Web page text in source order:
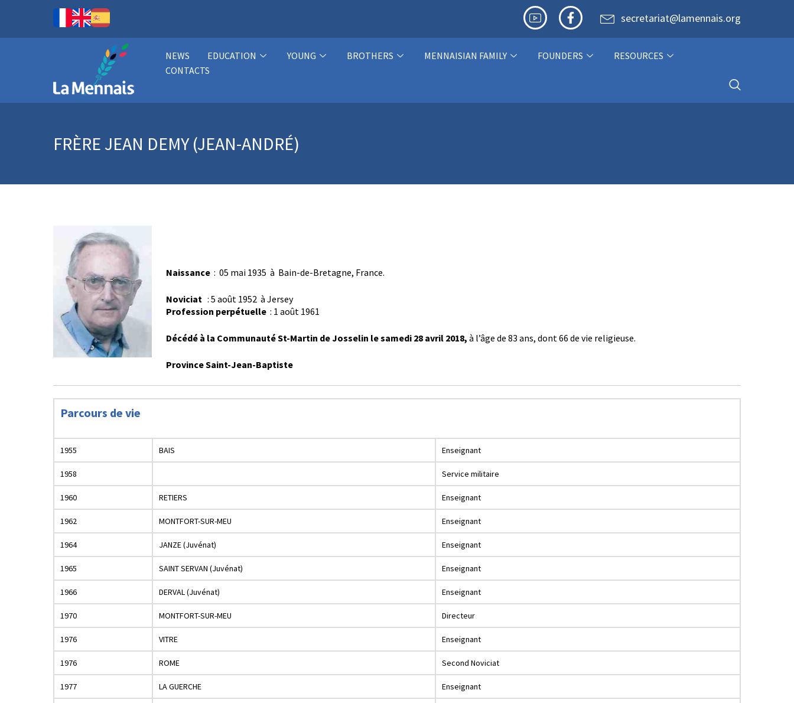
secretariat@lamennais.org
NEWS EDUCATION YOUNG BROTHERS MENNAISIAN FAMILY FOUNDERS
RESOURCES
CONTACTS
FRÈRE JEAN DEMY (JEAN-ANDRÉ)
Naissance : 05 mai 1935 à Bain-de-Bretagne, France.
Noviciat : 5 août 1952 à Jersey
Profession perpétuelle : 1 août 1961
Décédé à la Communauté St-Martin de Josselin le samedi 28 avril 2018, à l’âge de 83 ans, dont 66 de vie religieuse.
Province Saint-Jean-Baptiste
Parcours de vie
1955 BAIS Enseignant
1958 Service militaire
1960 RETIERS Enseignant
1962 MONTFORT-SUR-MEU Enseignant
1964 JANZE (Juvénat) Enseignant
1965 SAINT SERVAN (Juvénat) Enseignant
1966 DERVAL (Juvénat) Enseignant
1970 MONTFORT-SUR-MEU Directeur
1976 VITRE Enseignant
1976 ROME Second Noviciat
1977 LA GUERCHE Enseignant